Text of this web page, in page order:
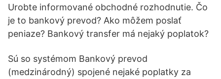
Urobte informované obchodné rozhodnutie. Čo
je to bankový prevod? Ako môžem poslať
peniaze? Bankový transfer má nejaký poplatok?
Sú so systémom Bankový prevod
(medzinárodný) spojené nejaké poplatky za